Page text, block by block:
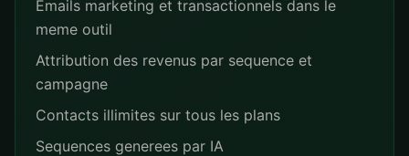
Emails marketing et transactionnels dans le
meme outil
Attribution des revenus par sequence et
campagne
Contacts illimites sur tous les plans
Sequences generees par IA